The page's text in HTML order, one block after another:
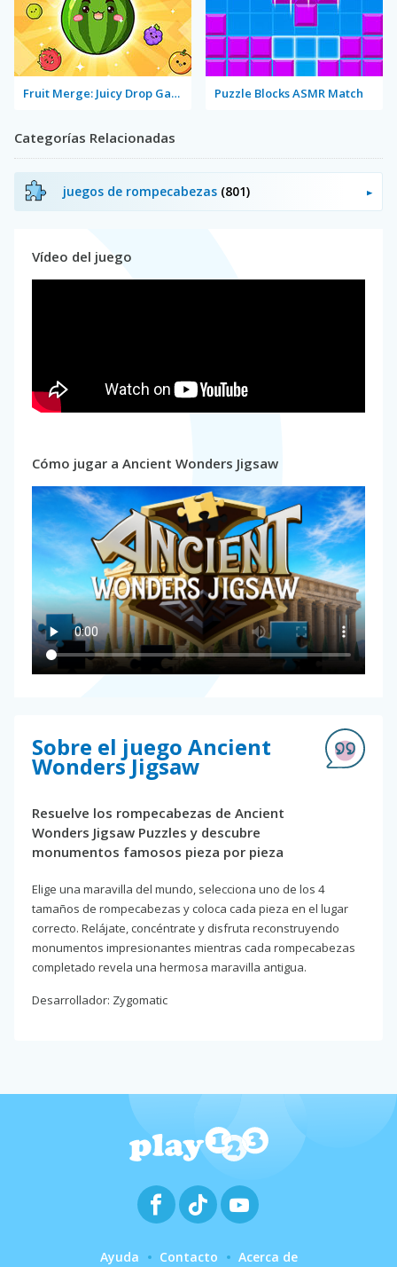
Fruit Merge: Juicy Drop Game Puzzle Blocks ASMR Match
Categorías Relacionadas
juegos de rompecabezas (801)
Vídeo del juego
Cómo jugar a Ancient Wonders Jigsaw
Sobre el juego Ancient
Wonders Jigsaw
Resuelve los rompecabezas de Ancient
Wonders Jigsaw Puzzles y descubre
monumentos famosos pieza por pieza
Elige una maravilla del mundo, selecciona uno de los 4
tamaños de rompecabezas y coloca cada pieza en el lugar
correcto. Relájate, concéntrate y disfruta reconstruyendo
monumentos impresionantes mientras cada rompecabezas
completado revela una hermosa maravilla antigua.
Desarrollador: Zygomatic
Ayuda Contacto Acerca de